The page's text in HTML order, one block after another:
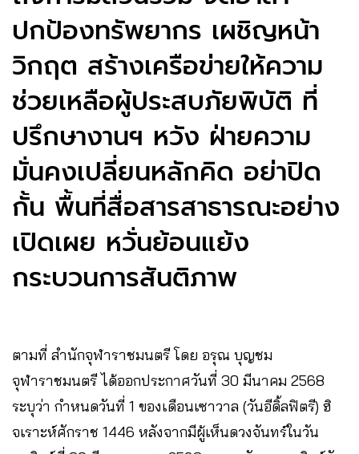
ปกป้องทรัพยากร เผชิญหน้า
วิกฤต สร้างเครือข่ายให้ความ
ช่วยเหลือผู้ประสบภัยพิบัติ ที่
ปรึกษางานฯ หวัง ฝ่ายความ
มั่นคงเปลี่ยนหลักคิด อย่าปิด
กั้น พื้นที่สื่อสารสาธารณะอย่าง
เปิดเผย หวั่นย้อนแย้ง
กระบวนการสันติภาพ
ตามที่ สำนักจุฬาราชมนตรี โดย อรุณ บุญชม
จุฬาราชมนตรี ได้ออกประกาศวันที่ 30 มีนาคม 2568
ระบุว่า กำหนดวันที่ 1 ของเดือนเซาวาล (วันอีดิ้ลฟิตรี) ฮิ
จเราะห์ศักราช 1446 หลังจากมีผู้เห็นดวงจันทร์ในวัน